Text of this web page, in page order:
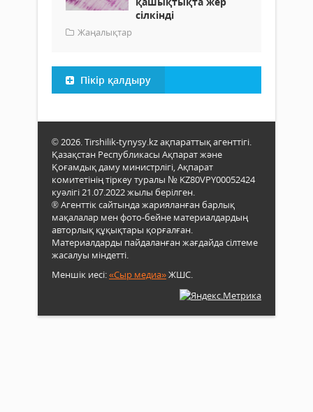
сілкінді
Жаңалықтар
Пікір қалдыру
© 2026. Tirshilik-tynysy.kz ақпараттық агенттігі.
Қазақстан Республикасы Ақпарат және
Қоғамдық даму министрлігі, Ақпарат
комитетінің тіркеу туралы № KZ80VPY00052424
куәлігі 21.07.2022 жылы берілген.
® Агенттік сайтында жарияланған барлық
мақалалар мен фото-бейне материалдардың
авторлық құқықтары қорғалған.
Материалдарды пайдаланған жағдайда сілтеме
жасалуы міндетті.
Меншік иесі:«Сыр медиа»ЖШС.